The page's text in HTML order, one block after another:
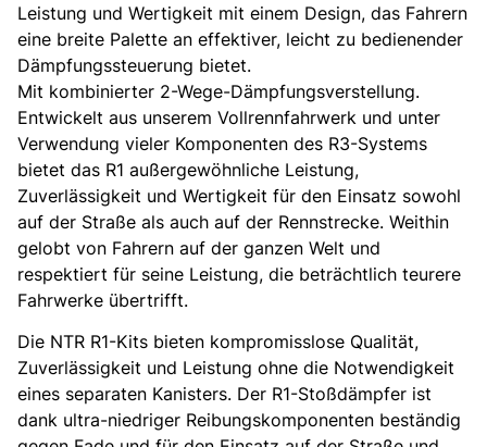
Leistung und Wertigkeit mit einem Design, das Fahrern
eine breite Palette an effektiver, leicht zu bedienender
Dämpfungssteuerung bietet.
Mit kombinierter 2-Wege-Dämpfungsverstellung.
Entwickelt aus unserem Vollrennfahrwerk und unter
Verwendung vieler Komponenten des R3-Systems
bietet das R1 außergewöhnliche Leistung,
Zuverlässigkeit und Wertigkeit für den Einsatz sowohl
auf der Straße als auch auf der Rennstrecke. Weithin
gelobt von Fahrern auf der ganzen Welt und
respektiert für seine Leistung, die beträchtlich teurere
Fahrwerke übertrifft.
Die NTR R1-Kits bieten kompromisslose Qualität,
Zuverlässigkeit und Leistung ohne die Notwendigkeit
eines separaten Kanisters. Der R1-Stoßdämpfer ist
dank ultra-niedriger Reibungskomponenten beständig